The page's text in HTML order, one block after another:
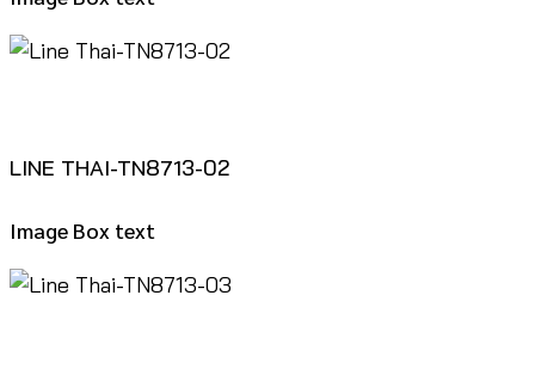
LINE THAI-TN8713-02
Image Box text